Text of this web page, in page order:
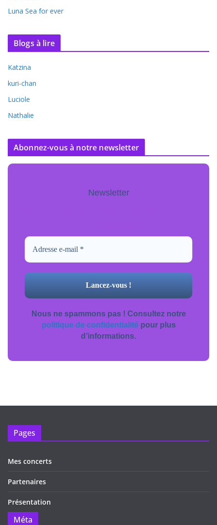
Luna Sea for ever
Blogs à lire
Katzina
kuri-chan
Luciole
Nathalie
Abonnez-vous à notre newsletter
Newsletter
Nous ne spammons pas ! Consultez notre
politique de confidentialitépour plus
d’informations.
Pages
Mes concerts
Partenaires
Présentation
Méta